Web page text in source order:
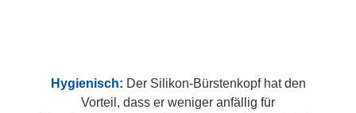
Hygienisch: Der Silikon-Bürstenkopf hat den
Vorteil, dass er weniger anfällig für